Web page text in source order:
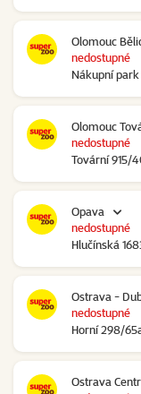
Olomouc
Nákupní
nedostupné
Olomouc
Tovární 915/
nedostupné
Opava
Hlučínská
nedostupné
Ostrava -
Horní 298/
nedostupné
Ostrava